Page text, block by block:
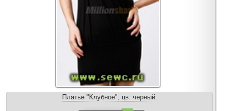
Платье "Клубное", цв. черный.